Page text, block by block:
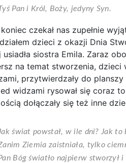
Pan i Król, Boży, jedyny Syn.
czekał nas zupełnie
dzieci z okazji Dnia
usiadła siostra Emila. Zaraz
na temat stworzenia,
przytwierdzały do
widzami rysował się coraz
dołączały się też inne
świat powstał, w ile dni? Jak to
Ziemia zaistniała, tylko
Bóg światło najpierw stworzył